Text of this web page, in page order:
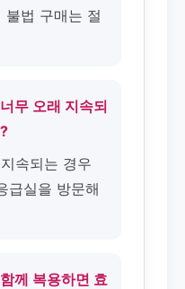
불법 구매는 절
무 오래 지속되
속되는 경우
급실을 방문해
께 복용하면 효